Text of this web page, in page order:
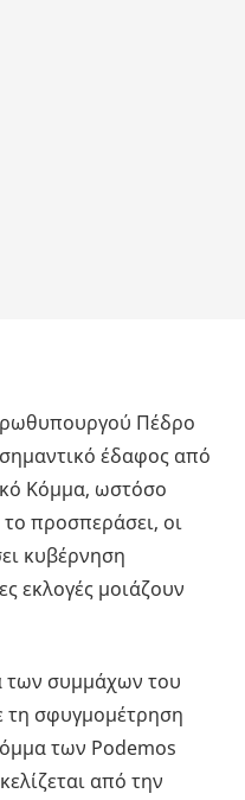
Πέδρο
έδαφος από
Κόμμα, ωστόσο
προσπεράσει, οι
κυβέρνηση
εκλογές μοιάζουν
των συμμάχων του
τη σφυγμομέτρηση
των Podemos
από την